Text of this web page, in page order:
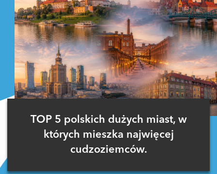
TOP 5 polskich dużych miast, w
których mieszka najwięcej
cudzoziemców.